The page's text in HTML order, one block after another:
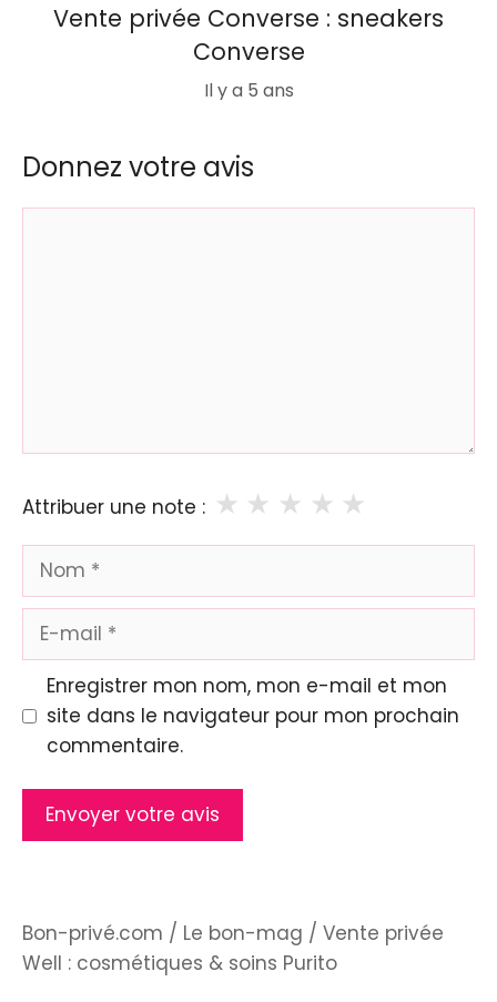
Vente privée Converse : sneakers
Converse
Il y a 5 ans
Donnez votre avis
Attribuer une note : ★
★
★
★
★
Nom
Enregistrer mon nom, mon e-mail et mon
site dans le navigateur pour mon prochain
commentaire.
Bon-privé.com / Le bon-mag / Vente privée
Well : cosmétiques & soins Purito